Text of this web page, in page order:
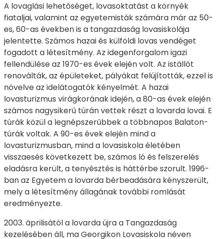
A lovaglási lehetőséget, lovasoktatást a környék
fiataljai, valamint az egyetemisták számára már az 50-
es, 60-as években is a tangazdaság lovasiskolája
jelentette. Számos hazai és külföldi lovas vendéget
fogadott a létesítmény. Az idegenforgalom igazi
fellendülése az 1970-es évek elején volt. Az istállót
renoválták, az épületeket, pályákat felújították, ezzel is
növelve az idelátogatók kényelmét. A hazai
lovasturizmus virágkorának idején, a 80-as évek elején
számos nagysikerű túrán vettek részt a lovarda lovai. E
túrák közül a legnépszerűbbek a többnapos Balaton-
túrák voltak. A 90-es évek elején mind a
lovasturizmusban, mind a lovasiskola életében
visszaesés következett be, számos ló és felszerelés
eladásra került, a tenyésztés is háttérbe szorult. 1996-
ban az Egyetem a lovarda bérbeadására kényszerült,
mely a létesítmény állagának további romlását
eredményezte.
2003. áprilisától a lovarda újra a Tangazdaság
kezelésében áll, ma Georgikon Lovasiskola néven